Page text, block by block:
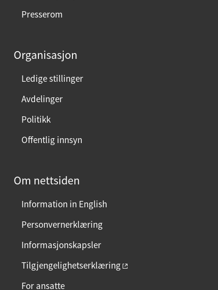
Presserom
Organisasjon
Ledige stillinger
Avdelinger
Politikk
Offentlig innsyn
Om nettsiden
Information in English
Personvernerklæring
Informasjonskapsler
Tilgjengelighetserklæring
For ansatte